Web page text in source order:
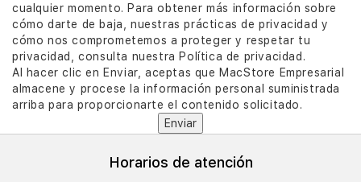
cualquier momento. Para obtener más información sobre
cómo darte de baja, nuestras prácticas de privacidad y
cómo nos comprometemos a proteger y respetar tu
privacidad, consulta nuestra Política de privacidad.
Al hacer clic en Enviar, aceptas que MacStore Empresarial
almacene y procese la información personal suministrada
arriba para proporcionarte el contenido solicitado.
Horarios de atención